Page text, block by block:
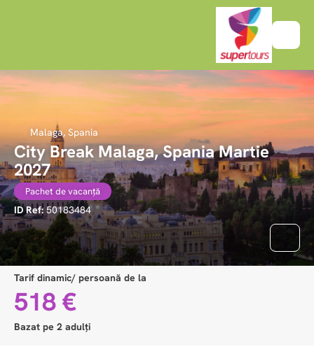
Malaga, Spania
City Break Malaga, Spania Martie
2027
Pachet de vacanță
ID Ref: 50183484
Tarif dinamic/ persoană de la
518 €
Bazat pe 2 adulți